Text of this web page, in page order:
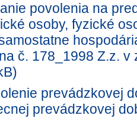
povolenia na
osoby, fyzické
č. 178_1998 Z.z.
prevádzkovej
prevádzkovej